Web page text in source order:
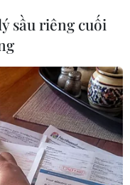
sầu riêng cuối